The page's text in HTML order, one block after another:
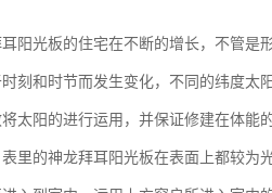
阳光板的住宅在不断的增长，不管是
刻和时节而发生变化，不同的纬度太
太阳的进行运用，并保证修建在体能
里的神龙拜耳阳光板在表面上都较为